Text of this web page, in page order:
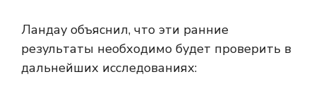
Ландау объяснил, что эти ранние
результаты необходимо будет проверить в
дальнейших исследованиях: